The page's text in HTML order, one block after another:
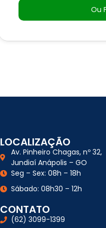
Ou
LOCALIZAÇÃO
Av. Pinheiro Chagas, nº 32,
Jundiaí Anápolis – GO
Seg – Sex: 08h – 18h
Sábado: 08h30 – 12h
CONTATO
(62) 3099-1399